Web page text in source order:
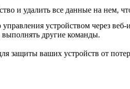
и удалить все данные на нем,
управления устройством через
другие команды.
защиты ваших устройств от